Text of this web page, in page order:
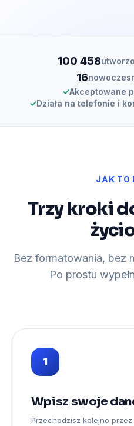
100 458
16
✓Akceptowane
✓Działa na telefonie i
JAK TO
Trzy kroki
Bez formatowania, bez
Po prostu
1
Wpisz swoje
Przechodzisz kolejno